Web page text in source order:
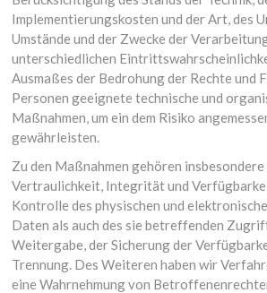
Implementierungskosten und der Art, des
Umstände und der Zwecke der
unterschiedlichen
Ausmaßes der Bedrohung der Rechte und
Personen geeignete technische und
Maßnahmen, um ein dem Risiko
gewährleisten.
Zu den Maßnahmen gehören
Vertraulichkeit, Integrität und
Kontrolle des physischen und
Daten als auch des sie betreffenden
Weitergabe, der Sicherung der
Trennung. Des Weiteren haben wir
eine Wahrnehmung von